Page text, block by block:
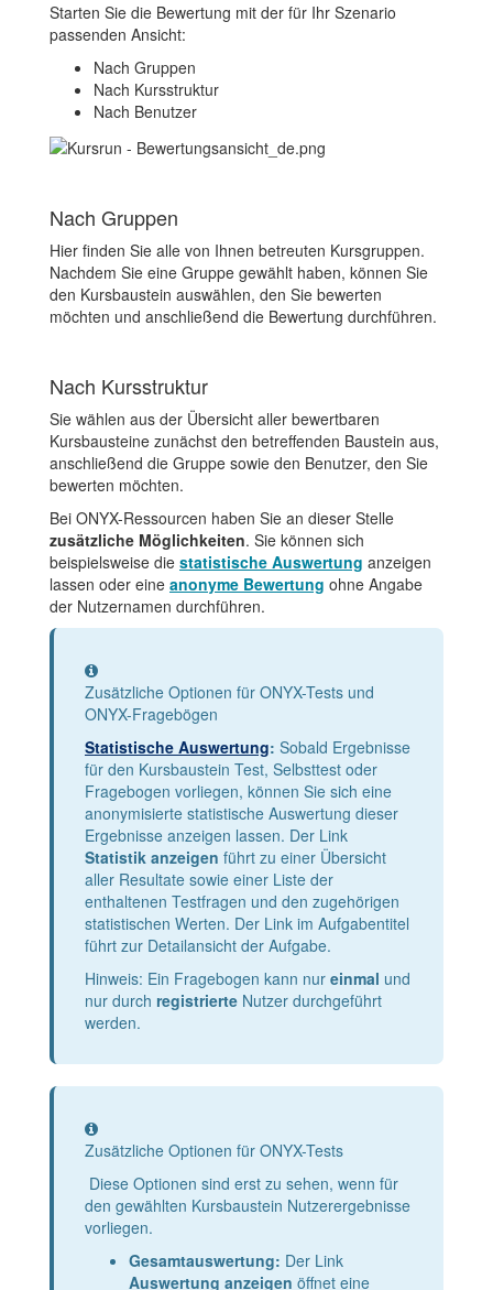
Starten Sie die Bewertung mit der für Ihr Szenario
passenden Ansicht:
Nach Gruppen
Nach Kursstruktur
Nach Benutzer
Nach Gruppen
Hier finden Sie alle von Ihnen betreuten Kursgruppen.
Nachdem Sie eine Gruppe gewählt haben, können Sie
den Kursbaustein auswählen, den Sie bewerten
möchten und anschließend die Bewertung durchführen.
Nach Kursstruktur
Sie wählen aus der Übersicht aller bewertbaren
Kursbausteine zunächst den betreffenden Baustein aus,
anschließend die Gruppe sowie den Benutzer, den Sie
bewerten möchten.
Bei ONYX-Ressourcen haben Sie an dieser Stelle
zusätzliche Möglichkeiten. Sie können sich
beispielsweise die statistische Auswertung anzeigen
lassen oder eine anonyme Bewertung ohne Angabe
der Nutzernamen durchführen.
Information
Zusätzliche Optionen für ONYX-Tests und
ONYX-Fragebögen
Statistische Auswertung: Sobald Ergebnisse
für den Kursbaustein Test, Selbsttest oder
Fragebogen vorliegen, können Sie sich eine
anonymisierte statistische Auswertung dieser
Ergebnisse anzeigen lassen. Der Link
Statistik anzeigen führt zu einer Übersicht
aller Resultate sowie einer Liste der
enthaltenen Testfragen und den zugehörigen
statistischen Werten. Der Link im Aufgabentitel
führt zur Detailansicht der Aufgabe.
Hinweis: Ein Fragebogen kann nur einmal und
nur durch registrierte Nutzer durchgeführt
werden.
Information
Zusätzliche Optionen für ONYX-Tests
Diese Optionen sind erst zu sehen, wenn für
den gewählten Kursbaustein Nutzerergebnisse
vorliegen.
Gesamtauswertung: Der Link
Auswertung anzeigen öffnet eine